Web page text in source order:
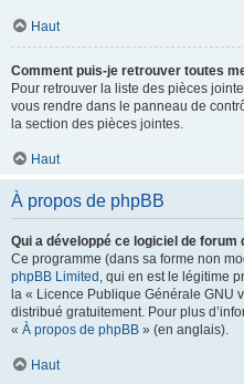
Haut
Comment puis-je retrouver toutes
Pour retrouver la liste des pièces
vous rendre dans le panneau de
la section des pièces jointes.
Haut
À propos de phpBB
Qui a développé ce logiciel de forum
Ce programme (dans sa forme non
phpBB Limited , qui en est le légitime
la « Licence Publique Générale GNU
distribué gratuitement. Pour plus
« À propos de phpBB » (en anglais).
Haut